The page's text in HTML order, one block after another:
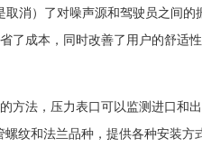
消）了对噪声源和驾驶员之间的
了成本，同时改善了用户的舒适
方法，压力表口可以监测进口和
螺纹和法兰品种，提供各种安装方